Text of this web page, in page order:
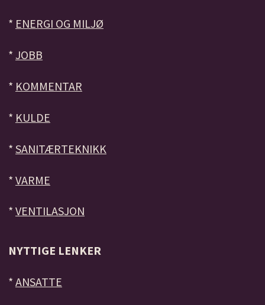
* ENERGI OG MILJØ
* JOBB
* KOMMENTAR
* KULDE
* SANITÆRTEKNIKK
* VARME
* VENTILASJON
NYTTIGE LENKER
* ANSATTE